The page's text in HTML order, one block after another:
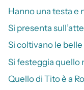
Hanno una testa e
Si presenta
Si coltivano le belle
Si festeggia quello
Quello di Tito è a